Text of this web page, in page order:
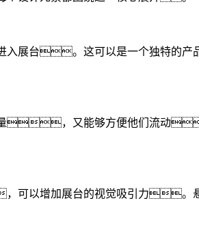
入展台。这可以是一个独特的
数量，又能够方便他们流动
，可以增加展台的视觉吸引力